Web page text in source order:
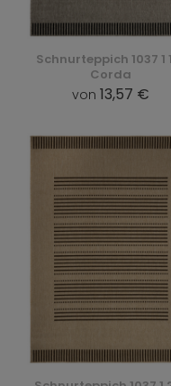
Schnurteppich 1037 1
Corda
von 13,57 €